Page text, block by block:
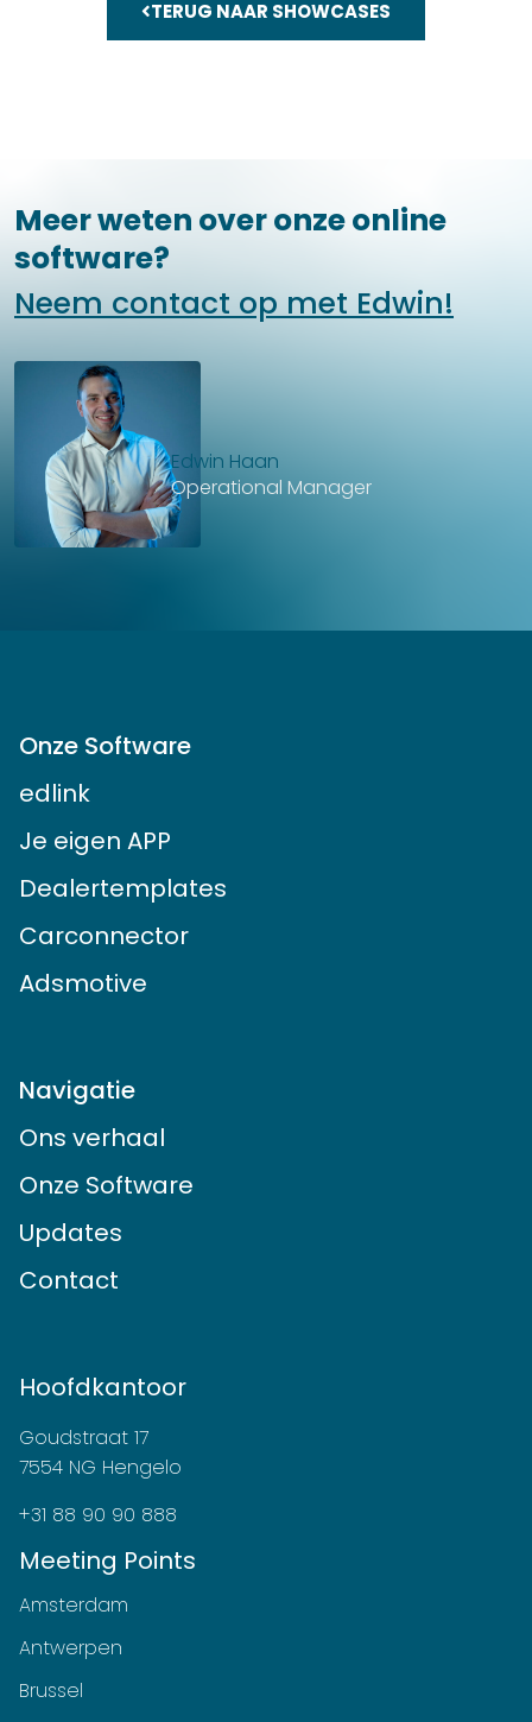
TERUG NAAR SHOWCASES
Meer weten over onze online
software?
Neem contact op met Edwin!
Edwin Haan
Operational Manager
Onze Software
edlink
Je eigen APP
Dealertemplates
Carconnector
Adsmotive
Navigatie
Ons verhaal
Onze Software
Updates
Contact
Hoofdkantoor
Goudstraat 17
7554 NG Hengelo
+31 88 90 90 888
Meeting Points
Amsterdam
Antwerpen
Brussel